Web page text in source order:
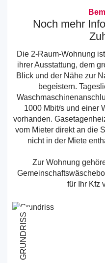
Noch mehr
Die 2-Raum-Wohnung
ihrer Ausstattung, dem
Blick und der Nähe zur
begeistern.
1000 Mbit/s und einer
vorhanden.
vom Mieter direkt an die
nicht in der Miete
Zur Wohnung
für Ihr Kfz
GRUNDRISS